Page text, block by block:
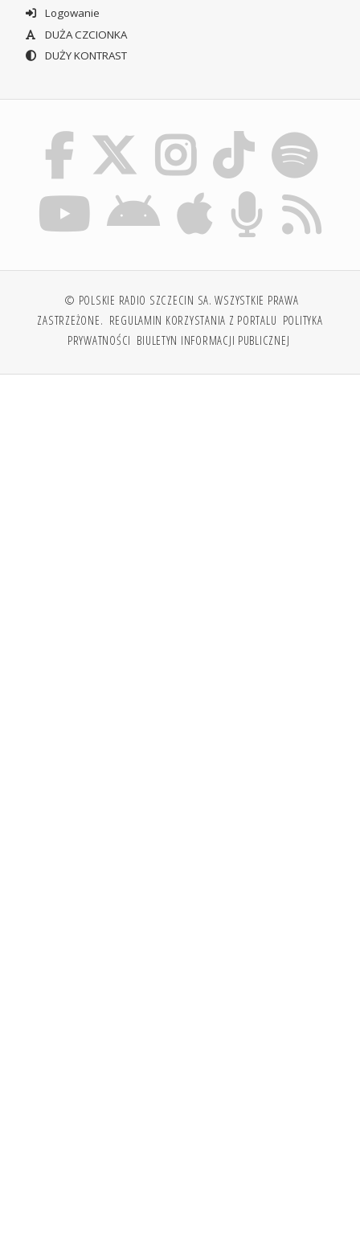
Logowanie
DUŻA CZCIONKA
DUŻY KONTRAST
© POLSKIE RADIO SZCZECIN SA. WSZYSTKIE PRAWA
ZASTRZEŻONE. REGULAMIN KORZYSTANIA Z PORTALU POLITYKA
PRYWATNOŚCI BIULETYN INFORMACJI PUBLICZNEJ